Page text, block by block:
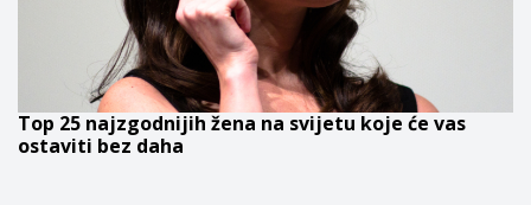
Top 25 najzgodnijih žena na svijetu koje će vas
ostaviti bez daha